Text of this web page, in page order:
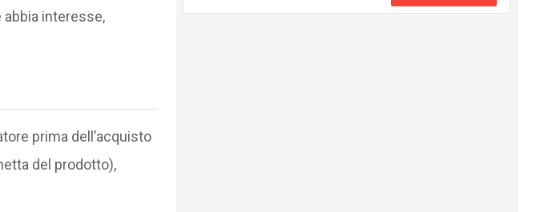
interesse,
prima dell’acquisto
del prodotto),